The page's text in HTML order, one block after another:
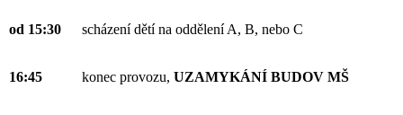
od 15:30 scházení dětí na oddělení A, B, nebo C
16:45 konec provozu, UZAMYKÁNÍ BUDOV MŠ